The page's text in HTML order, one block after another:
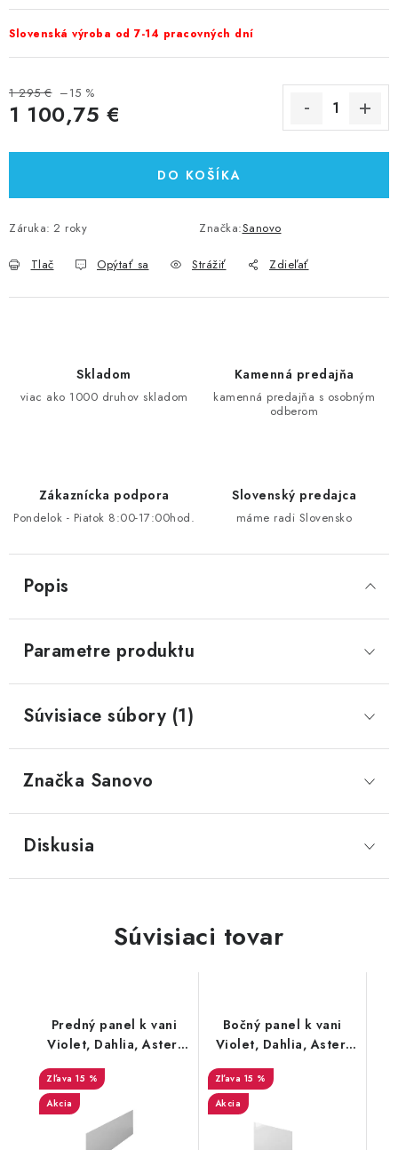
Slovenská výroba od 7-14 pracovných dní
1 295 € –15 %
1 100,75 €
DO KOŠÍKA
Záruka: 2 roky Značka:Sanovo
Tlač Opýtať sa Strážiť Zdieľať
Skladom
viac ako 1000 druhov skladom
Kamenná predajňa
kamenná predajňa s osobným
odberom
Zákaznícka podpora
Pondelok - Piatok 8:00-17:00hod.
Slovenský predajca
máme radi Slovensko
Popis
Parametre produktu
Súvisiace súbory (1)
Značka Sanovo
Diskusia
Súvisiaci tovar
Predný panel k vani
Violet, Dahlia, Aster,
Dior
15 %
Akcia
Bočný panel k vani
Violet, Dahlia, Aster,
Dior
15 %
Akcia